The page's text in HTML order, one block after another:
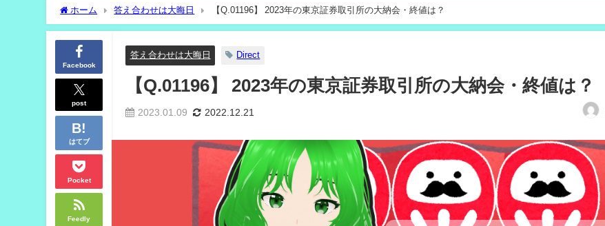
ホーム 答え合わせは大晦日 【Q.01196】 2023年の東京証券取引所の大納会・終値は？
Facebook
post
はてブ
Pocket
Feedly
答え合わせは大晦日 Direct
【Q.01196】 2023年の東京証券取引所の大納会・終値は？
2023.01.09 2022.12.21